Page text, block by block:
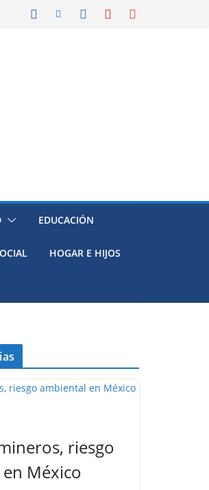
EDUCACIÓN
HOGAR E HIJOS
riesgo
México